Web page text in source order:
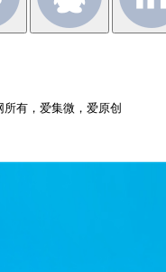
有，爱集微，爱原创